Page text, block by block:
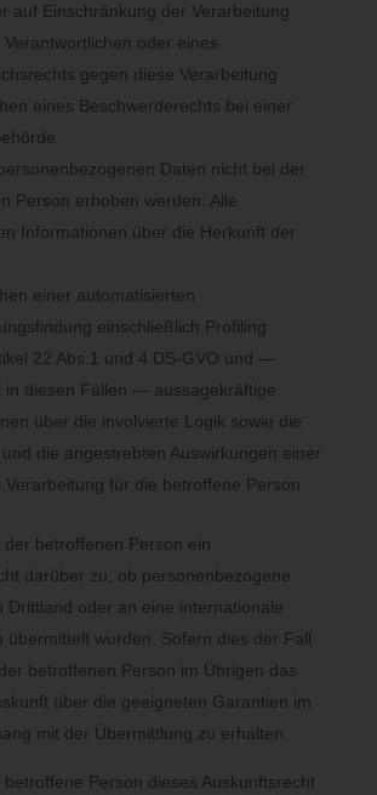
auf Einschränkung der Verarbeitung
oder eines
gegen diese Verarbeitung
eines Beschwerderechts bei einer
Daten nicht bei der
Person erhoben werden: Alle
Informationen über die Herkunft der
einer automatisierten
einschließlich Profiling
22 Abs.1 und 4 DS-GVO und —
in diesen Fällen — aussagekräftige
über die involvierte Logik sowie die
die angestrebten Auswirkungen einer
Verarbeitung für die betroffene Person
betroffenen Person ein
darüber zu, ob personenbezogene
Drittland oder an eine internationale
übermittelt wurden. Sofern dies der Fall
betroffenen Person im Übrigen das
über die geeigneten Garantien im
mit der Übermittlung zu erhalten.
Person dieses Auskunftsrecht
Daten verarbeiten, darüber in Kenntnis zu
Person von diesen anderen für die
Verantwortlichen die Löschung
die Verarbeitung nicht erforderlich ist. Der
Einzelfall das Notwendige veranlassen.
Einschränkung der
das vom Europäischen Richtlinien- und
gewährte Recht, von dem Verantwortlichen
der Verarbeitung zu verlangen, wenn eine
gegeben ist:
bestritten, und zwar für eine Dauer, die es
ermöglicht, die Richtigkeit der
Daten zu überprüfen.
Daten ab und verlangt
der Nutzung der
Daten.
nicht länger, die betroffene Person
zur Geltendmachung, Ausübung oder
hat Widerspruch gegen die Verarbeitung
DS-GVO eingelegt und es steht noch nicht
Gründe des Verantwortlichen
betroffenen Person überwiegen.
Person die Einschränkung von